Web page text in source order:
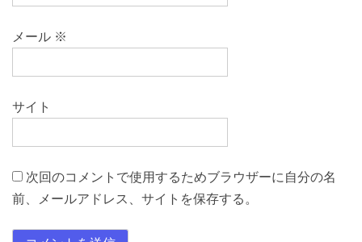
メール ※
サイト
次回のコメントで使用するためブラウザーに自分の名
前、メールアドレス、サイトを保存する。